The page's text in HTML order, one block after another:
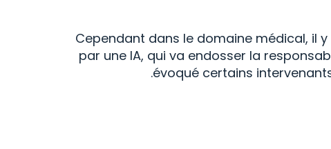
Cependant dans le domaine médical, il
par une IA, qui va endosser la
évoqué certains